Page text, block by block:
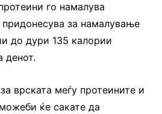
го намалува
придонесува за намалување
до дури 135 калории
денот.
врската меѓу протеините и
ќе сакате да